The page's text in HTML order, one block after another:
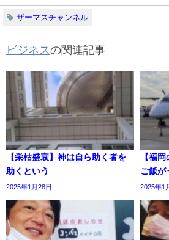
ザーマスチャンネル
ビジネス の関連記事
【栄枯盛衰】神は自ら助く者を
助くという
2025年1月28日
【福
ご飯が
2025年1